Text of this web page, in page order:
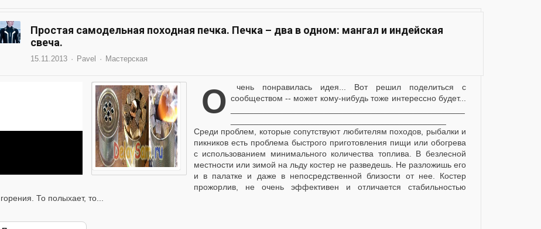
Простая самодельная походная печка. Печка – два в одном: мангал и индейская
свеча.
15.11.2013 Pavel Мастерская
Очень понравилась идея... Вот решил поделиться с сообществом -- может кому-нибудь тоже интерессно будет...
Среди проблем, которые сопутствуют любителям походов, рыбалки и
пикников есть проблема быстрого приготовления пищи или обогрева
с использованием минимального количества топлива. В безлесной
местности или зимой на льду костер не разведешь. Не разложишь его
и в палатке и даже в непосредственной близости от нее. Костер
прожорлив, не очень эффективен и отличается стабильностью
горения. То полыхает, то...